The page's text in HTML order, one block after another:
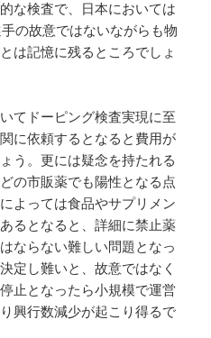
な検査で、日本においては
の故意ではないながらも物
は記憶に残るところでしょ
てドーピング検査実現に至
に依頼するとなると費用が
う。更には疑念を持たれる
の市販薬でも陽性となる点
よっては食品やサプリメン
るとなると、詳細に禁止薬
ならない難しい問題となっ
定し難いと、故意ではなく
止となったら小規模で運営
興行数減少が起こり得るで